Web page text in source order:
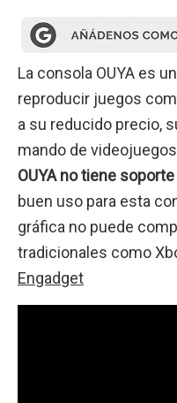
La consola OUYA es
reproducir juegos
a su reducido precio,
mando de
OUYA no tiene
buen uso para esta
gráfica no puede
tradicionales como
Engadget